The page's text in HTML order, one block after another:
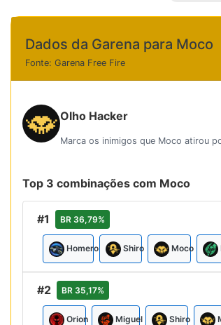
Dados da Garena para Moco
Fonte: Garena Free Fire
Olho Hacker
Marca os inimigos que Moco atirou
Top 3 combinações com Moco
#1 BR 36,79%
Homero Shiro Moco
#2 BR 35,17%
Orion Miguel Shiro